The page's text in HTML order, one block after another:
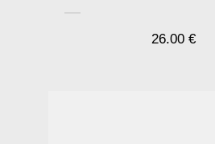
26.00 €